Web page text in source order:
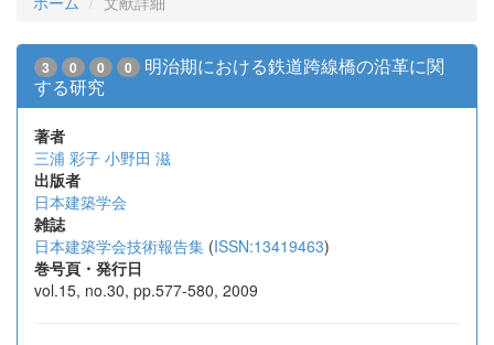
3 0 0 0
明治期における鉄道跨線橋の沿革に関
する研究
著者
三浦 彩子 小野田 滋
出版者
日本建築学会
雑誌
日本建築学会技術報告集 (ISSN:13419463)
巻号頁・発行日
vol.15, no.30, pp.577-580, 2009